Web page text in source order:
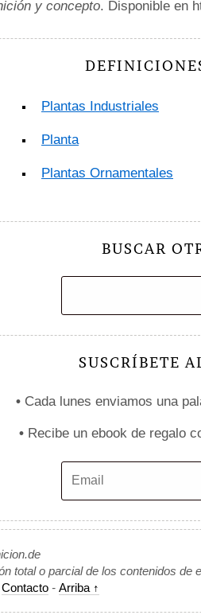
y concepto. Disponible en
Plantas Industriales
Planta
Plantas Ornamentales
BUSCAR
SUSCRÍBETE
•Cada lunes enviamos una
•Recibe un ebook de regalo
total o parcial de los contenidos de
Contacto - Arriba ↑